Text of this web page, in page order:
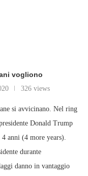
vogliono
326 views
si avvicinano. Nel ring
Donald Trump
anni (4 more years).
durante
danno in vantaggio